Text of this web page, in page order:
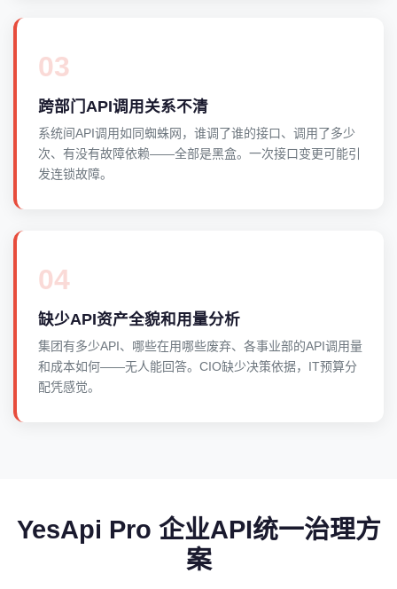
03
跨部门API调用关系不清
系统间API调用如同蜘蛛网，谁调了谁的接口、调用了多少
次、有没有故障依赖——全部是黑盒。一次接口变更可能引
发连锁故障。
04
缺少API资产全貌和用量分析
集团有多少API、哪些在用哪些废弃、各事业部的API调用量
和成本如何——无人能回答。CIO缺少决策依据，IT预算分
配凭感觉。
YesApi Pro 企业API统一治理方
案